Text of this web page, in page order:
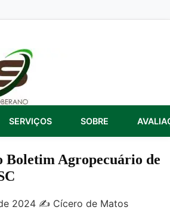
SERVIÇOS SOBRE
Boletim Agropecuário de
2024 ✍️ Cícero de Matos